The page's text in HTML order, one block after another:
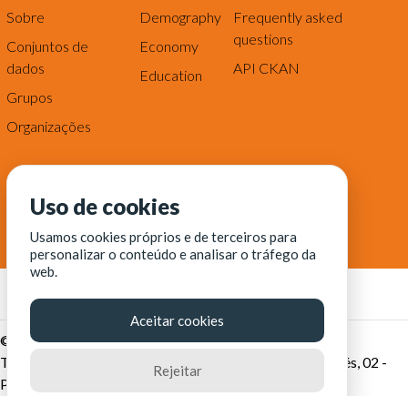
Sobre
Conjuntos de
dados
Grupos
Organizações
Demography
Economy
Education
Frequently asked
questions
API CKAN
© Fortaleza Digital || CITINOVA - Fundação de Ciência,
Tecnologia e Inovação de Fortaleza - Rua dos Tremembés, 02 -
Praia de Iracema - Fortaleza-CE
Uso de cookies
Usamos cookies próprios e de terceiros para
personalizar o conteúdo e analisar o tráfego da
web.
Aceitar cookies
Rejeitar